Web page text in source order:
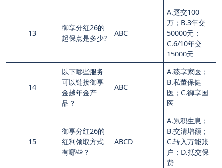
13
御享分红26的
起保点是多少?
ABC
A.趸交100
万；B.3年交
50000元；
C.6/10年交
15000元
14
以下哪些服务
可以链接御享
金越年金产
品？
ABC
A.臻享家医；
B.私董保健
医；C.御享国
医
15
御享分红26的
红利领取方式
有哪些？
ABCD
A.累积生息；
B.交清增额；
C.转入万能账
户；D.抵交保
费